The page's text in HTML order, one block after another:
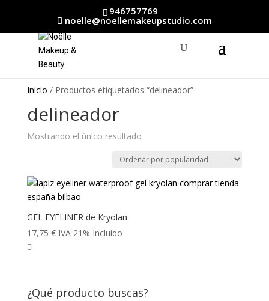
946757769
noelle@noellemakeupstudio.com
Inicio / Productos etiquetados “delineador”
delineador
Mostrando el único resultado
GEL EYELINER de Kryolan
17,75 € IVA 21% Incluido
¿Qué producto buscas?